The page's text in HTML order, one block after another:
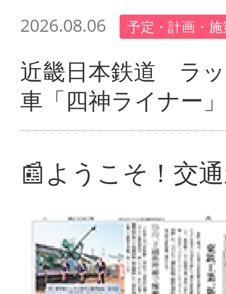
2026.08.06 予定・計画・
近畿日本鉄道 ラ
車「四神ライナー
📰ようこそ！交